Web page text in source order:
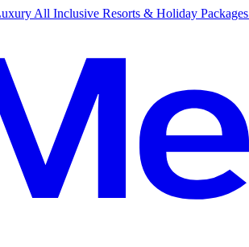
All Inclusive Resorts & Holiday Packages